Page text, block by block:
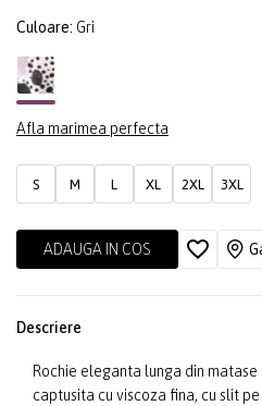
Culoare: Gri
Afla marimea perfecta
S M L XL 2XL 3XL
ADAUGA IN COS
Descriere
Rochie eleganta lunga din
captusita cu viscoza fina, cu slit